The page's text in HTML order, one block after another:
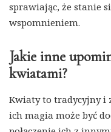
sprawiając, że stanie
wspomnieniem.
Jakie inne
kwiatami?
Kwiaty to tradycyjny i
ich magia może być